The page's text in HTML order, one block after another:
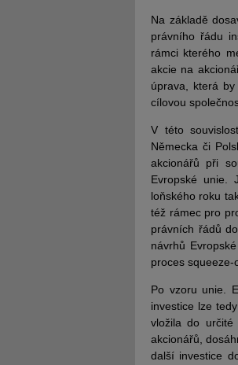
Na základě
právního řádu
rámci kterého
akcie na
úprava, která
cílovou
V této
Německa či
akcionářů při
Evropské unie.
loňského roku
též rámec pro
právních řádů
návrhů
proces squeeze-
Po vzoru unie.
investice lze
vložila do určité
akcionářů,
další investice